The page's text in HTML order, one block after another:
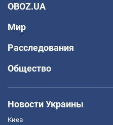
OBOZ.UA
Мир
Расследования
Общество
Новости Украины
Киев